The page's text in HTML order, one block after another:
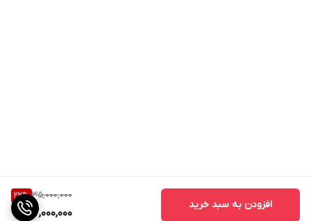
35,000,000
22%
27,000,000
افزودن به سبد خرید